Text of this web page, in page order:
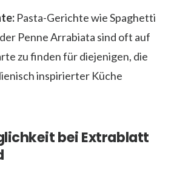
Pasta-Gerichte wie Spaghetti
Penne Arrabiata sind oft auf
zu finden für diejenigen, die
inspirierter Küche
bei Extrablatt